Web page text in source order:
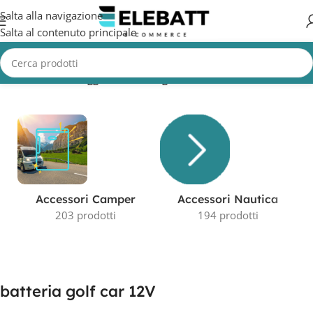
Salta alla navigazione
Salta al contenuto principale
Home/Prodotti taggati “batteria golf car 12V”
Accessori Camper
203 prodotti
Accessori Nautica
194 prodotti
batteria golf car 12V